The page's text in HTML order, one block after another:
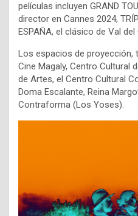
películas incluyen GRAND
director en Cannes 2024,
ESPAÑA, el clásico de Val del
Los espacios de proyección,
Cine Magaly, Centro Cultural
de Artes, el Centro Cultural
Doma Escalante, Reina
Contraforma (Los Yoses).